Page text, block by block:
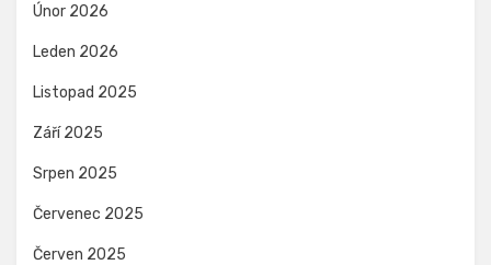
Únor 2026
Leden 2026
Listopad 2025
Září 2025
Srpen 2025
Červenec 2025
Červen 2025